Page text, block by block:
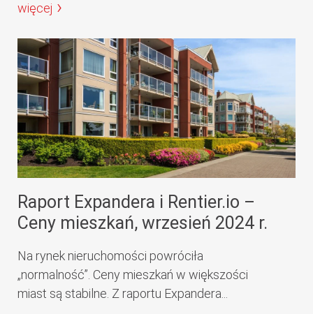
więcej
Raport Expandera i Rentier.io –
Ceny mieszkań, wrzesień 2024 r.
Na rynek nieruchomości powróciła
„normalność”. Ceny mieszkań w większości
miast są stabilne. Z raportu Expandera...